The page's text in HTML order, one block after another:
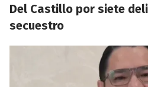
Del Castillo por siete
secuestro